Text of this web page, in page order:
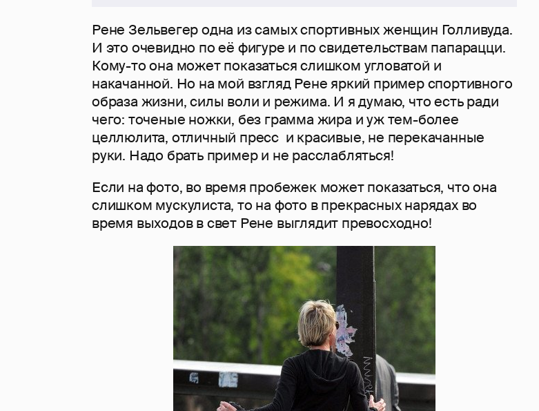
Рене Зельвегер одна из самых спортивных женщин Голливуда.
И это очевидно по её фигуре и по свидетельствам папарацци.
Кому-то она может показаться слишком угловатой и
накачанной. Но на мой взгляд Рене яркий пример спортивного
образа жизни, силы воли и режима. И я думаю, что есть ради
чего: точеные ножки, без грамма жира и уж тем-более
целлюлита, отличный пресс и красивые, не перекачанные
руки. Надо брать пример и не расслабляться!
Если на фото, во время пробежек может показаться, что она
слишком мускулиста, то на фото в прекрасных нарядах во
время выходов в свет Рене выглядит превосходно!